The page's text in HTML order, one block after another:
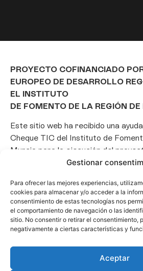
Gestionar
Para ofrecer las mejores experiencias,
cookies para almacenar y/o acceder a la
consentimiento de estas tecnologías nos
el comportamiento de navegación o las
sitio. No consentir o retirar el consentimiento,
negativamente a ciertas características y
Aceptar
PROYECTO COFINANCIADO
EUROPEO DE DESARROLLO
EL INSTITUTO
DE FOMENTO DE LA REGIÓN
Este sitio web ha recibido una
Cheque TIC del Instituto de
Murcia para la ejecución del
implantación de un Chatbot de
promover la transformación digital,
de consultas y la optimización de la
en el ámbito empresarial.